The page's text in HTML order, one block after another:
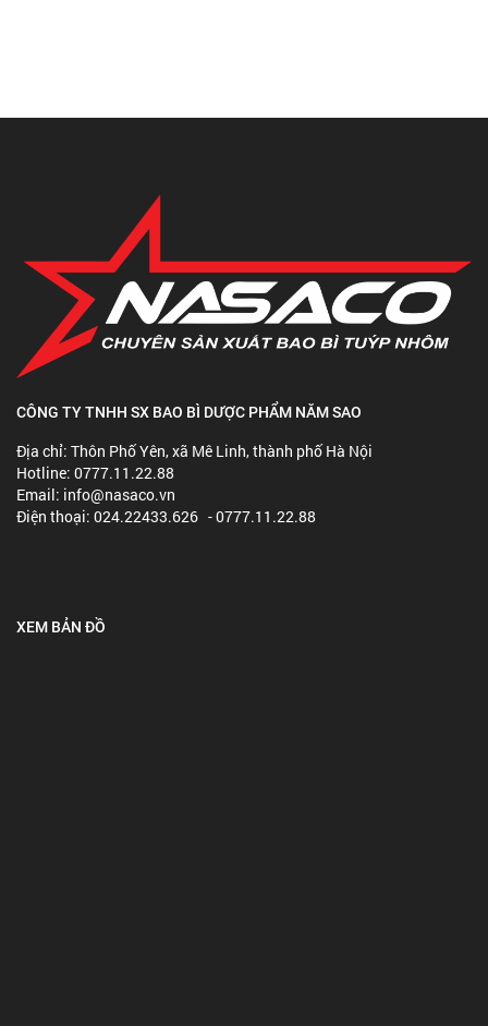
CÔNG TY TNHH SX BAO BÌ DƯỢC PHẨM NĂM SAO
Địa chỉ: Thôn Phố Yên, xã Mê Linh, thành phố Hà Nội
Hotline: 0777.11.22.88
Email: info@nasaco.vn
Điện thoại: 024.22433.626 - 0777.11.22.88
XEM BẢN ĐỒ